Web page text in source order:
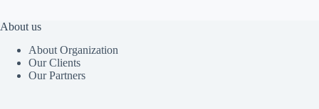
About us
About Organization
Our Clients
Our Partners